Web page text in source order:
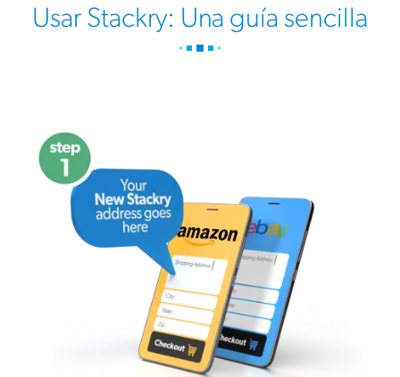
Usar Stackry: Una guía sencilla